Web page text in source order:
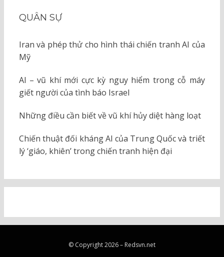
QUÂN SỰ
Iran và phép thử cho hình thái chiến tranh AI của
Mỹ
AI – vũ khí mới cực kỳ nguy hiểm trong cỗ máy
giết người của tình báo Israel
Những điều cần biết về vũ khí hủy diệt hàng loạt
Chiến thuật đối kháng AI của Trung Quốc và triết
lý ‘giáo, khiên’ trong chiến tranh hiện đại
© Copyright 2026 – Redsvn.net